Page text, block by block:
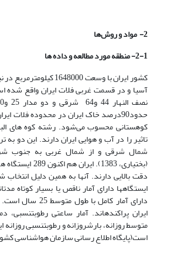
2- مواد و روش‌ها
2-1- منطقه مورد مطالعه و داده ها
کشور ایران با وسعت
آسیا و در قسمت غربی فلات ایران واقع شده
حدود90درصد خاک ایران در محدوده فلات
کوهستانی محسوب می‌شود. رشته کوه های
تاثیر را در آب و هوایی ایران دارند.‌ این دو
شمال شرقی و از شمال غربی به جنوب
(بختیاری، 1383).
دقت بالایی دارند. آن­ها به همین دلیل انتخاب
دارای آمار کامل با
ایران پراکنده­اند. آمار ساعتی رطوبت­نسبی،
متوسط روزانه، بارش­روزانه و رطوبت­نسبی روزانه
است(پایگاه اطلاع رسانی سازمان هواشناسی